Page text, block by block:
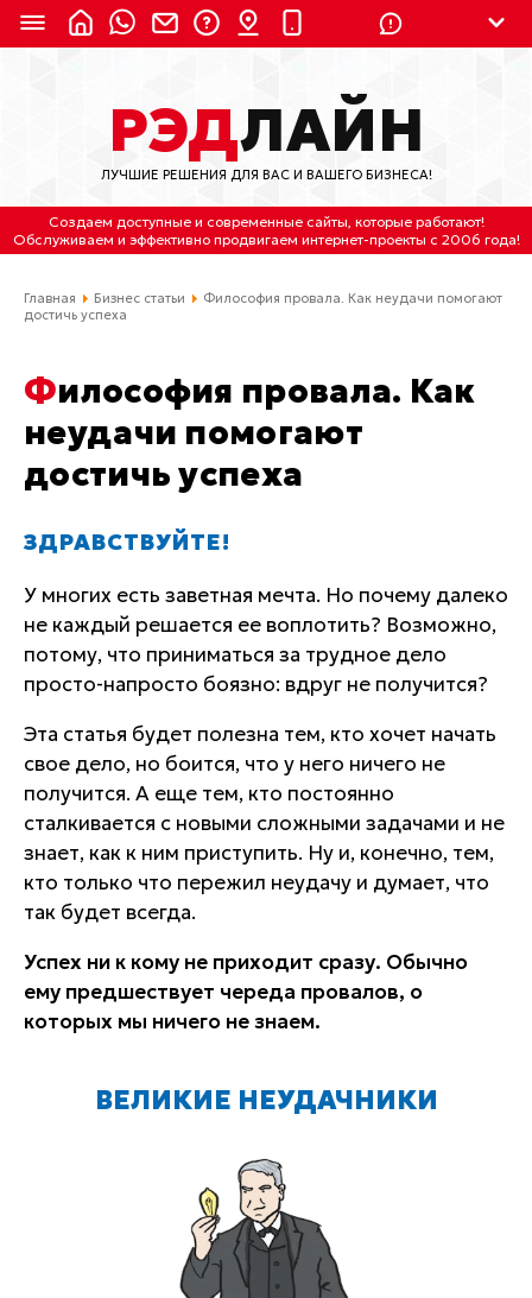
8 (800) 550-9899 (с 2:30 до 11:30 по
Мск)
Бесплатно по России
(4212) 658-653
(4212) 637-673
Отдельный вход \ Левый торец здания
Пн-пт. с 9:30 до 18:30 (по Хбк)
info@lred.ru
Все контакты
РЭДЛАЙН
ЛУЧШИЕ РЕШЕНИЯ ДЛЯ ВАС И ВАШЕГО БИЗНЕСА!
Создаем доступные и современные сайты, которые работают!
Обслуживаем и эффективно продвигаем интернет-проекты с 2006 года!
Главная Бизнес статьи
Философия провала. Как неудачи помогают
достичь успеха
Философия провала. Как
неудачи помогают
достичь успеха
ЗДРАВСТВУЙТЕ!
У многих есть заветная мечта. Но почему далеко
не каждый решается ее воплотить? Возможно,
потому, что приниматься за трудное дело
просто-напросто боязно: вдруг не получится?
Эта статья будет полезна тем, кто хочет начать
свое дело, но боится, что у него ничего не
получится. А еще тем, кто постоянно
сталкивается с новыми сложными задачами и не
знает, как к ним приступить. Ну и, конечно, тем,
кто только что пережил неудачу и думает, что
так будет всегда.
Успех ни к кому не приходит сразу. Обычно
ему предшествует череда провалов, о
которых мы ничего не знаем.
ВЕЛИКИЕ НЕУДАЧНИКИ